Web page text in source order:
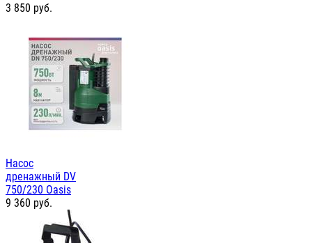
3 850 руб.
Насос
дренажный DV
750/230 Oasis
9 360 руб.